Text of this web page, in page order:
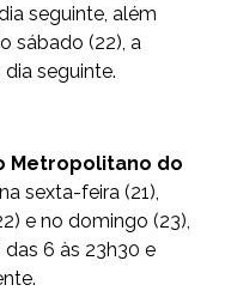
seguinte, além
sábado (22), a
seguinte.
Metropolitano do
sexta-feira (21),
e no domingo (23),
6 às 23h30 e